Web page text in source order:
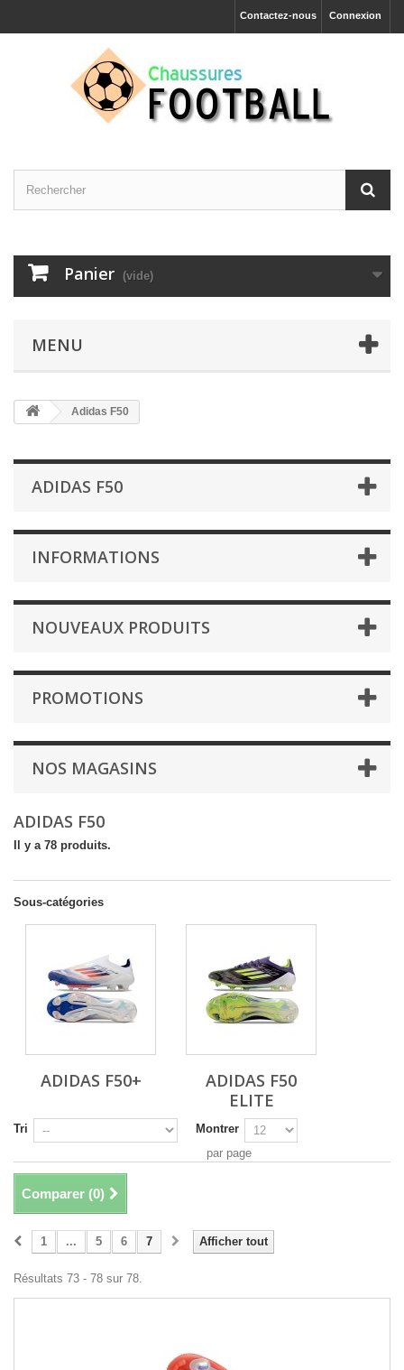
Connexion
Contactez-nous
Panier (vide)
MENU
Adidas F50
ADIDAS F50
INFORMATIONS
NOUVEAUX PRODUITS
PROMOTIONS
NOS MAGASINS
ADIDAS F50
Il y a 78 produits.
Sous-catégories
ADIDAS F50+
ADIDAS F50
ELITE
Tri
Montrer
par page
Comparer (0)
Afficher tout
1 ... 5 6 7
Résultats 73 - 78 sur 78.